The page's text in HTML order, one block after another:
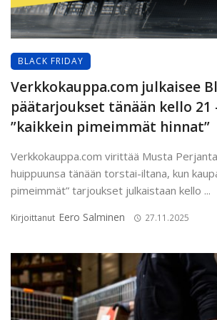
BLACK FRIDAY
Verkkokauppa.com julkaisee
päätarjoukset tänään kello 21
”kaikkein pimeimmät hinnat”
Verkkokauppa.com virittää Musta
huippuunsa tänään torstai-iltana, kun
pimeimmät” tarjoukset julkaistaan kello ...
Kirjoittanut Eero Salminen 27.11.2025